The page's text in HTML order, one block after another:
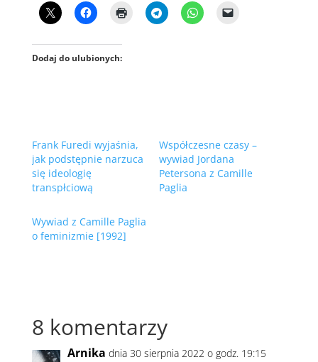
Dodaj do ulubionych:
Frank Furedi wyjaśnia,
jak podstępnie narzuca
się ideologię
transpłciową
Współczesne czasy –
wywiad Jordana
Petersona z Camille
Paglia
Wywiad z Camille Paglia
o feminizmie [1992]
8 komentarzy
Arnika dnia 30 sierpnia 2022 o godz. 19:15